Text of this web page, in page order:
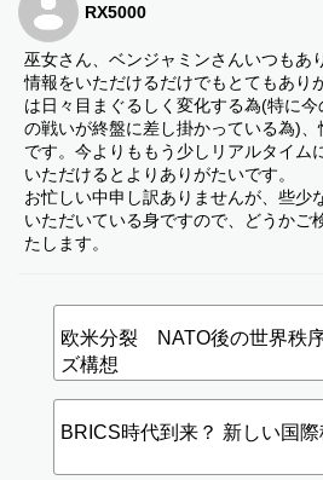
RX5000
巫女さん、ベンジャミンさんいつもあ
情報をいただけるだけでもとてもあり
は日々目まぐるしく変化する為(特に
の戦いが終盤に差し掛かっている為)
です。今よりももう少しリアルタイム
いただけるとよりありがたいです。
お忙しい中申し訳ありませんが、些少
いただいている身ですので、どうかご
たします。
欧米分裂 NATO後の世界秩
ズ構想
BRICS時代到来？ 新しい国